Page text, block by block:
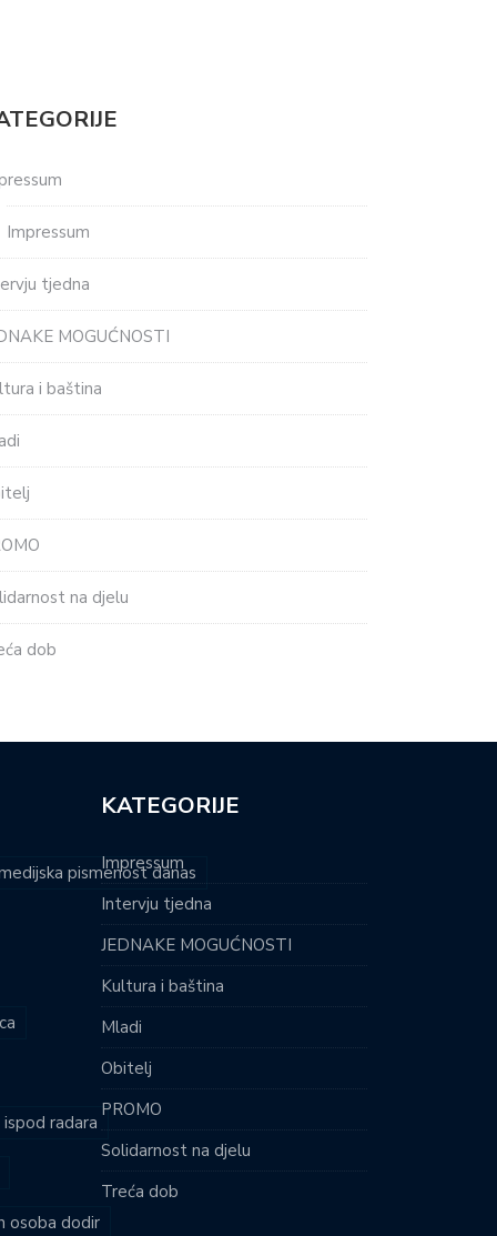
Impressum
tjedna
MOGUĆNOSTI
i baština
na djelu
dob
pismenost danas
radara
osoba dodir
KATEGORIJE
Impressum
Intervju tjedna
JEDNAKE MOGUĆNOSTI
Kultura i baština
Mladi
Obitelj
PROMO
Solidarnost na djelu
Treća dob